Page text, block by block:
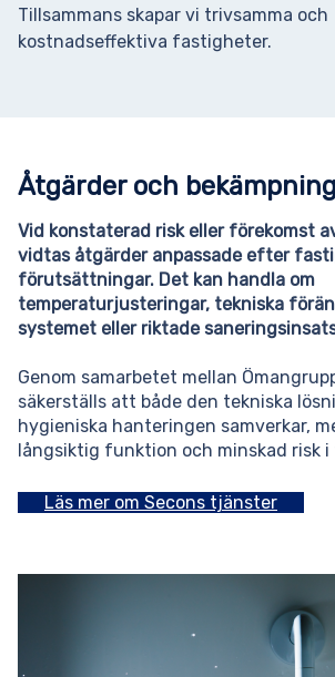
Tillsammans skapar vi trivsamma och
kostnadseffektiva fastigheter.
Åtgärder och bekämpning
Vid konstaterad risk eller förekomst
vidtas åtgärder anpassade efter
förutsättningar. Det kan handla om
temperaturjusteringar, tekniska
systemet eller riktade
Genom samarbetet mellan
säkerställs att både den tekniska
hygieniska hanteringen samverkar,
långsiktig funktion och minskad risk
Läs mer om Secons tjänster